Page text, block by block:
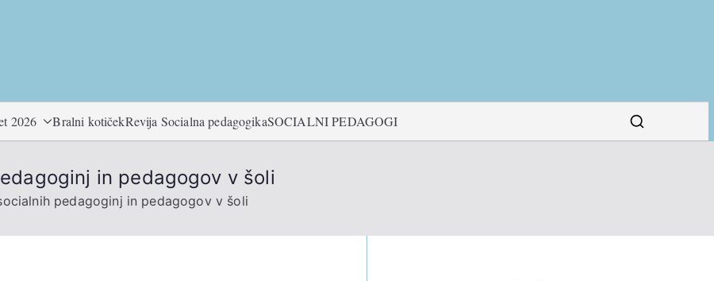
2026 Bralni kotičekRevija Socialna pedagogikaSOCIALNI PEDAGOGI
in pedagogov v šoli
pedagoginj in pedagogov v šoli